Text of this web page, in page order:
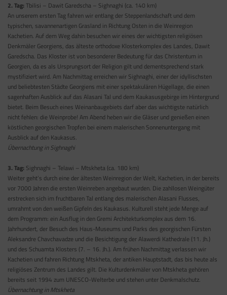
2. Tag: Tbilisi – Dawit Garedscha – Sighnaghi (ca. 140 km)
An unserem ersten Tag fahren wir entlang der Steppenlandschaft und dem
typischen, savannenartigen Grasland in Richtung Osten in die Weinregion
Kachetien. Auf dem Weg dahin besuchen wir eines der wichtigsten religiösen
Denkmäler Georgiens, das älteste orthodoxe Klosterkomplex des Landes, Dawit
Garedscha. Das Kloster ist von besonderer Bedeutung für das Christentum in
Georgien, da es als Ursprungsort der Religion gilt und dementsprechend stark
mystifiziert wird. Am Nachmittag erreichen wir Sighnaghi, einer der idyllischsten
und beliebtesten Städte Georgiens mit einer spektakulären Hügellage, die einen
sagenhaften Ausblick auf das Alasani Tal und dem Kaukasusgebirge im Hintergrund
bietet. Beim Besuch eines Weinanbaugebiets darf aber das wichtigste natürlich
nicht fehlen: die Weinprobe! Am Abend heben wir die Gläser und genießen einen
köstlichen georgischen Tropfen bei einem malerischen Sonnenuntergang mit
Ausblick auf den Kaukasus.
Übernachtung in Sighnaghi
3. Tag: Sighnaghi – Telawi – Mtskheta (ca. 180 km)
Weiter geht’s durch eine der ältesten Weinregion der Welt, Kachetien, in der bereits
vor 7000 Jahren die ersten Weinreben angebaut wurden. Die zahllosen Weingüter
erstrecken sich im fruchtbaren Tal entlang des malerischen Alasani Flusses,
umrahmt von den weißen Gipfeln des Kaukasus. Kulturell steht jede Menge auf
dem Programm: ein Ausflug in den Gremi Architekturkomplex aus dem 16.
Jahrhundert, der Besuch des Haus-Museums und Parks des georgischen Fürsten
Aleksandre Chavchavadze und die Besichtigung der Alawerdi Kathedrale (11. Jh.)
und des Schuamta Klosters (7. – 16. Jh.). Am frühen Nachmittag verlassen wir
Kachetien und fahren Richtung Mtskheta, der antiken Hauptstadt, das bis heute als
religiöses Zentrum des Landes gilt. Die Kulturdenkmäler von Mtskheta gehören
bereits seit 1994 zum UNESCO-Welterbe und stehen unter Denkmalschutz.
Übernachtung in Mtskheta